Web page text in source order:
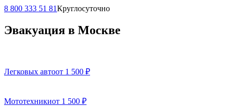
8 800 333 51 81Круглосуточно
Эвакуация в Москве
Легковых автоот 1 500 ₽
Мототехникиот 1 500 ₽